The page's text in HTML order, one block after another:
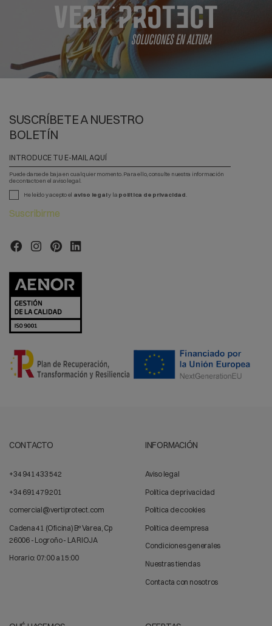
SUSCRÍBETE A NUESTRO
BOLETÍN
Puede darse de baja en cualquier momento. Para ello, consulte nuestra información
de contacto en el aviso legal.
He leído y acepto el aviso legaly la política de privacidad
Suscribirme
CONTACTO
+34 941 433 542
+34 691 479 201
comercial@vertiprotect.com
Cadena 41 (Oficina) Bº Varea, Cp
26006 - Logroño - LA RIOJA
Horario: 07:00 a 15:00
INFORMACIÓN
Aviso legal
Política de privacidad
Política de cookies
Política de empresa
Condiciones generales
Nuestras tiendas
Contacta con nosotros